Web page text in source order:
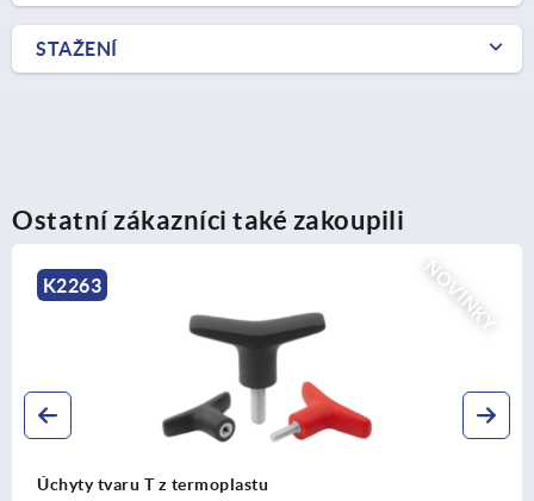
STAŽENÍ
Ostatní zákazníci také zakoupili
Úchyty tvaru T, antistatické